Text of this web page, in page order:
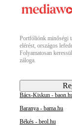
Portfóliónk minőségi
elérést, országos
Folyamatosan
záloga.
Bács-Kiskun -
Baranya - bama.hu
Békés - beol.hu